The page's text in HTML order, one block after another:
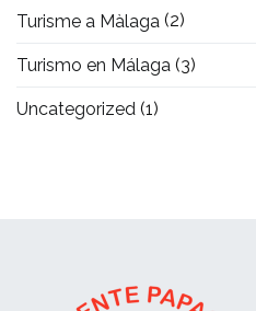
Turisme a Màlaga (2)
Turismo en Málaga (3)
Uncategorized (1)